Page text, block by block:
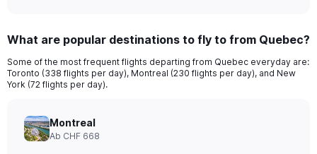
Range:
12
categories.
The
Y
What are popular destinations to fly to from Quebec?
Some of the most frequent flights departing from Quebec everyday are:
Toronto (338 flights per day), Montreal (230 flights per day), and New
York (72 flights per day).
Montreal
Ab CHF 668